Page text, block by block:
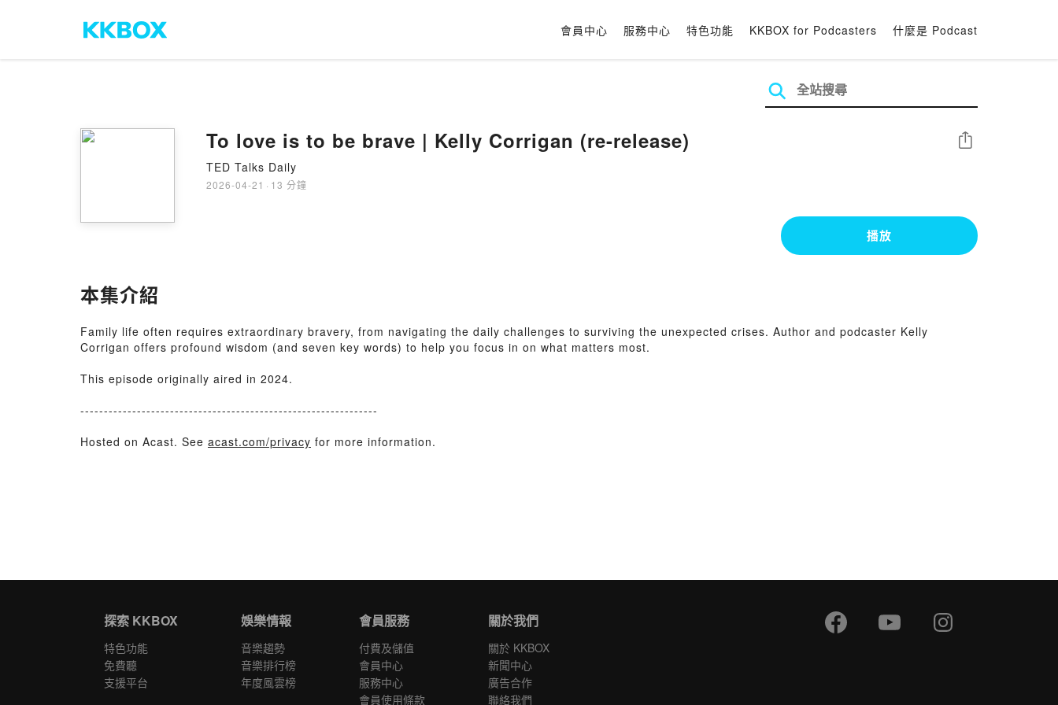
會員中心 服務中心 特色功能 KKBOX for Podcasters 什麼是 Podcast
To love is to be brave | Kelly Corrigan (re-release)
TED Talks Daily
2026-04-21 · 13 分鐘
分享
播放
本集介紹
Family life often requires extraordinary bravery, from navigating the daily challenges to surviving the unexpected crises. Author and podcaster Kelly
Corrigan offers profound wisdom (and seven key words) to help you focus in on what matters most.
This episode originally aired in 2024.
---------------------------------------------------------------
Hosted on Acast. See acast.com/privacy for more information.
探索 KKBOX
特色功能
免費聽
支援平台
娛樂情報
音樂趨勢
音樂排行榜
年度風雲榜
會員服務
付費及儲值
會員中心
服務中心
會員使用條款
關於我們
關於 KKBOX
新聞中心
廣告合作
聯絡我們